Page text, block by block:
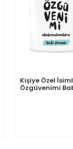
Kişiye Özel
Özgüvenimi